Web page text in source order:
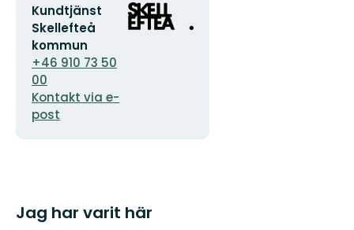
E-
postadress
Kundtjänst
Skellefteå
kommun
+46 910 73 50
00
Kontakt via e-
post
Organisationens
logotyp
Jag har varit här